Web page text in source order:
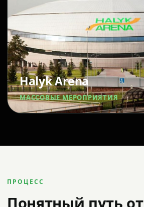
Halyk Arena
МАССОВЫЕ МЕРОПРИЯТИЯ
ПРОЦЕСС
Понятный путь от